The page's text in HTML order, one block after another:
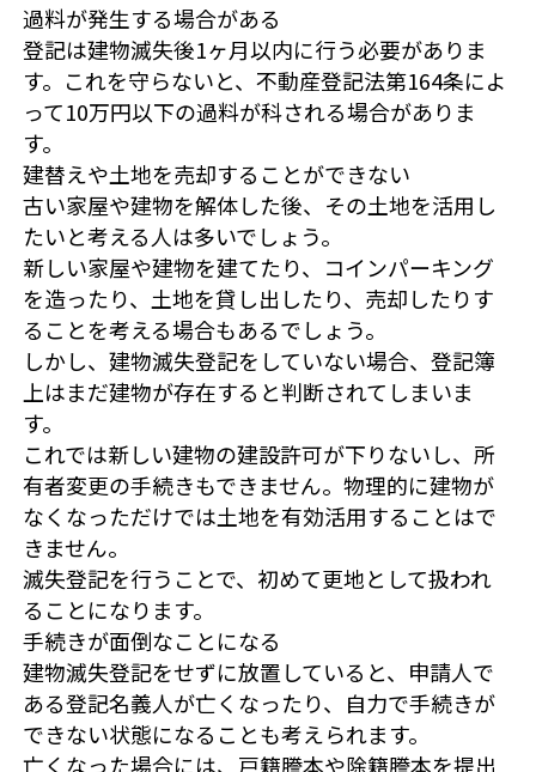
過料が発生する場合がある
登記は建物滅失後1ヶ月以内に行う必要がありま
す。これを守らないと、不動産登記法第164条によ
って10万円以下の過料が科される場合がありま
す。
建替えや土地を売却することができない
古い家屋や建物を解体した後、その土地を活用し
たいと考える人は多いでしょう。
新しい家屋や建物を建てたり、コインパーキング
を造ったり、土地を貸し出したり、売却したりす
ることを考える場合もあるでしょう。
しかし、建物滅失登記をしていない場合、登記簿
上はまだ建物が存在すると判断されてしまいま
す。
これでは新しい建物の建設許可が下りないし、所
有者変更の手続きもできません。物理的に建物が
なくなっただけでは土地を有効活用することはで
きません。
滅失登記を行うことで、初めて更地として扱われ
ることになります。
手続きが面倒なことになる
建物滅失登記をせずに放置していると、申請人で
ある登記名義人が亡くなったり、自力で手続きが
できない状態になることも考えられます。
亡くなった場合には、戸籍謄本や除籍謄本を提出